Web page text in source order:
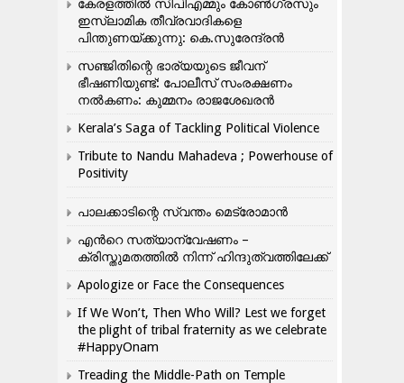
കേരളത്തിൽ സിപിഎമ്മും കോൺ​ഗ്രസും
ഇസ്ലാമിക തീവ്രവാദികളെ
പിന്തുണയ്ക്കുന്നു: കെ.സുരേന്ദ്രൻ
സഞ്ജിതിന്റെ ഭാര്യയുടെ ജീവന്
ഭീഷണിയുണ്ട്: പോലീസ് സംരക്ഷണം
നൽകണം: കുമ്മനം രാജശേഖരൻ
Kerala’s Saga of Tackling Political Violence
Tribute to Nandu Mahadeva ; Powerhouse of
Positivity
പാലക്കാടിന്റെ സ്വന്തം മെട്രോമാൻ
എന്‍റെ സത്യാന്വേഷണം –
ക്രിസ്തുമതത്തില്‍ നിന്ന് ഹിന്ദുത്വത്തിലേക്ക്
Apologize or Face the Consequences
If We Won’t, Then Who Will? Lest we forget
the plight of tribal fraternity as we celebrate
#HappyOnam
Treading the Middle-Path on Temple